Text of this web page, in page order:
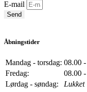
E-mail
Send
Åbningstider
Mandag - torsdag: 08.00
Fredag:
08.00
Lørdag - søndag:
Lukket